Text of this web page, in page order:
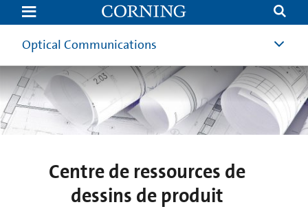
Dessins
Centre
plateaux
d'épissure
Corning
Optical Communications
Centre de ressources de
dessins de produit